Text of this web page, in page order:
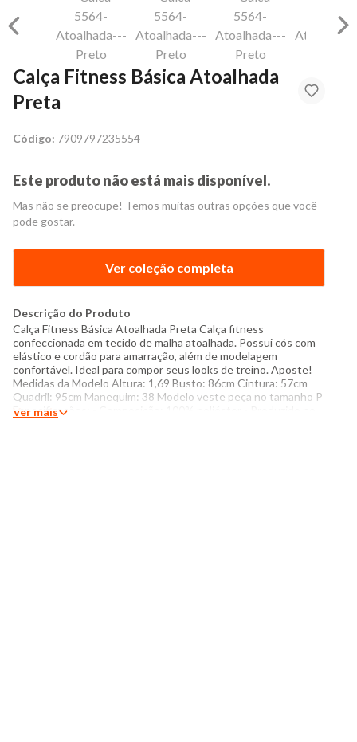
Calça Fitness Básica Atoalhada
Preta
Código: 7909797235554
Este produto não está mais disponível.
Mas não se preocupe! Temos muitas outras opções que você
pode gostar.
Ver coleção completa
Descrição do Produto
Calça Fitness Básica Atoalhada Preta Calça fitness
confeccionada em tecido de malha atoalhada. Possui cós com
elástico e cordão para amarração, além de modelagem
confortável. Ideal para compor seus looks de treino. Aposte!
Medidas da Modelo Altura: 1,69 Busto: 86cm Cintura: 57cm
Quadril: 95cm Manequim: 38 Modelo veste peça no tamanho P
Especificações: - Composição: 100% poliéster - Produzido no
Ver mais